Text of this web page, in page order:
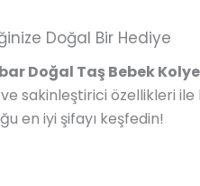
Doğal Bir Hediye
Doğal Taş Bebek
sakinleştirici özellikleri
en iyi şifayı keşfedin!